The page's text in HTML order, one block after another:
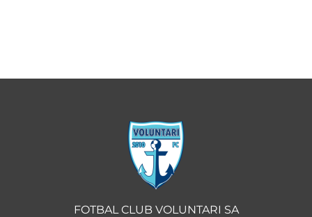
FOTBAL CLUB VOLUNTARI SA